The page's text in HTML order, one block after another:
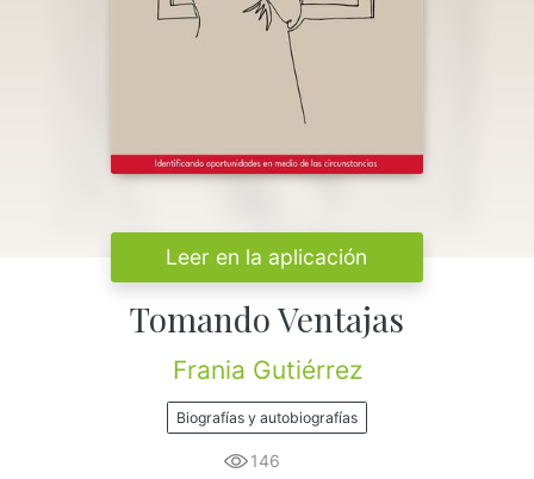
Leer en la aplicación
Tomando Ventajas
Frania Gutiérrez
Biografías y autobiografías
146